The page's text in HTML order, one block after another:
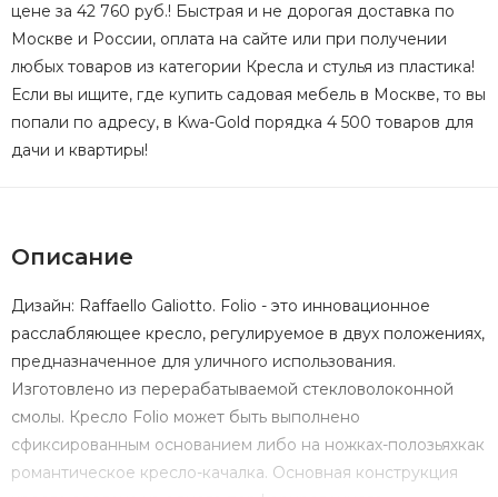
цене за 42 760 руб.! Быстрая и не дорогая доставка по
Москве и России, оплата на сайте или при получении
любых товаров из категории Кресла и стулья из пластика!
Если вы ищите, где купить садовая мебель в Москве, то вы
попали по адресу, в Kwa-Gold порядка 4 500 товаров для
дачи и квартиры!
Описание
Дизайн: Raffaello Galiotto. Folio - это инновационное
расслабляющее кресло, регулируемое в двух положениях,
предназначенное для уличного использования.
Изготовлено из перерабатываемой стекловолоконной
смолы. Кресло Folio может быть выполнено
сфиксированным основанием либо на ножках-полозьяхкак
романтическое кресло-качалка. Основная конструкция